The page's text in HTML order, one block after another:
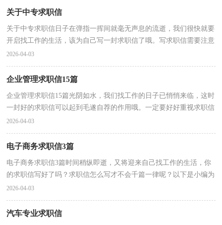
关于中专求职信
关于中专求职信日子在弹指一挥间就毫无声息的流逝，我们很快就要
开启找工作的生活，该为自己写一封求职信了哦。写求职信需要注意
哪些问题呢？以下是小编整理的关于中专求职信，欢迎...
2026-04-03
企业管理求职信15篇
企业管理求职信15篇光阴如水，我们找工作的日子已悄悄来临，这时
一封好的求职信可以起到毛遂自荐的作用哦。一定要好好重视求职信
喔！以下是小编帮大家整理的企业管理求职信，供大家...
2026-04-03
电子商务求职信3篇
电子商务求职信3篇时间稍纵即逝，又将迎来自己找工作的生活，你
的求职信写好了吗？求职信怎么写才不会千篇一律呢？以下是小编为
大家整理的电子商务求职信，欢迎阅读与收藏。电子商务...
2026-04-03
汽车专业求职信